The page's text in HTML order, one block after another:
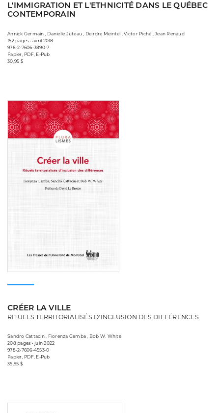
L'IMMIGRATION ET L'ETHNICITÉ DANS LE QUÉBEC
CONTEMPORAIN
Annick Germain , Danielle Juteau , Deirdre Meintel , Victor Piché , Jean Renaud
152 pages • avril 2018
978-2-7606-3890-7
Papier, PDF, E-Pub
30,95 $
CRÉER LA VILLE
RITUELS TERRITORIALISÉS D'INCLUSION DES DIFFÉRENCES
Sandro Cattacin , Fiorenza Gamba , Bob W. White
208 pages • juin 2022
978-2-7606-4553-0
Papier, PDF, E-Pub
35,95 $